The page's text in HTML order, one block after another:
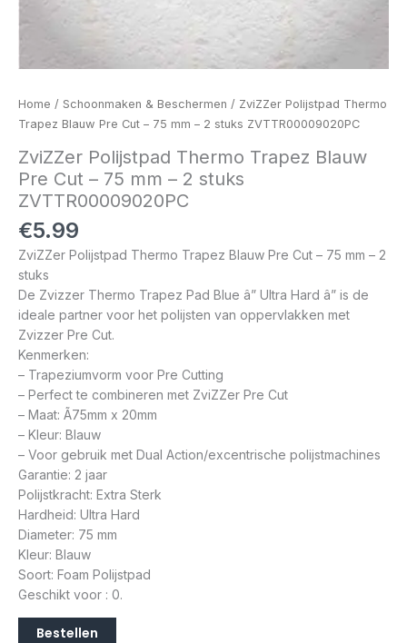
Home / Schoonmaken & Beschermen / ZviZZer Polijstpad Thermo
Trapez Blauw Pre Cut – 75 mm – 2 stuks ZVTTR00009020PC
ZviZZer Polijstpad Thermo Trapez Blauw
Pre Cut – 75 mm – 2 stuks
ZVTTR00009020PC
€5.99
ZviZZer Polijstpad Thermo Trapez Blauw Pre Cut – 75 mm – 2
stuks
De Zvizzer Thermo Trapez Pad Blue â” Ultra Hard â” is de
ideale partner voor het polijsten van oppervlakken met
Zvizzer Pre Cut.
Kenmerken:
– Trapeziumvorm voor Pre Cutting
– Perfect te combineren met ZviZZer Pre Cut
– Maat: Ã75mm x 20mm
– Kleur: Blauw
– Voor gebruik met Dual Action/excentrische polijstmachines
Garantie: 2 jaar
Polijstkracht: Extra Sterk
Hardheid: Ultra Hard
Diameter: 75 mm
Kleur: Blauw
Soort: Foam Polijstpad
Geschikt voor : 0.
Bestellen